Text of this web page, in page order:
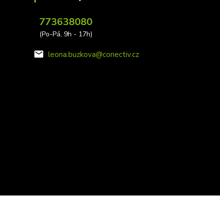
773638080
(Po-Pá, 9h - 17h)
leona.buzkova@conectiv.cz